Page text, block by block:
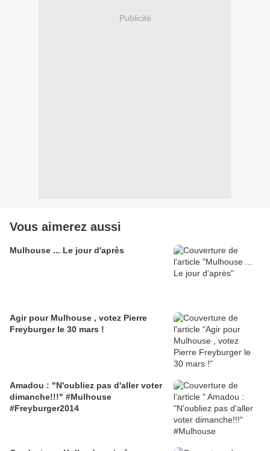
Publicité
Vous aimerez aussi
Mulhouse ... Le jour d'après
Agir pour Mulhouse , votez Pierre
Freyburger le 30 mars !
Amadou : "N'oubliez pas d'aller voter
dimanche!!!" #Mulhouse
#Freyburger2014